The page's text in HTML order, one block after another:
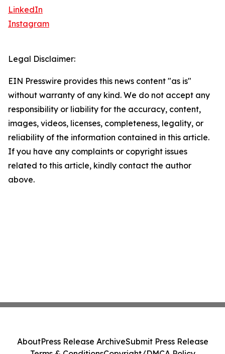
LinkedIn
Instagram
Legal Disclaimer:
EIN Presswire provides this news content "as is"
without warranty of any kind. We do not accept any
responsibility or liability for the accuracy, content,
images, videos, licenses, completeness, legality, or
reliability of the information contained in this article.
If you have any complaints or copyright issues
related to this article, kindly contact the author
above.
AboutPress Release ArchiveSubmit Press Release